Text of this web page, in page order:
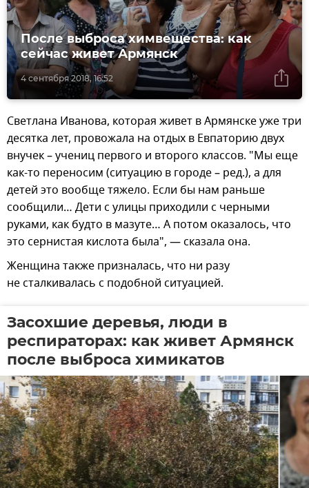
4 сентября 2018, 16:52
После выброса химвещества: как
сейчас живет Армянск
Светлана Иванова, которая живет в Армянске уже три
десятка лет, провожала на отдых в Евпаторию двух
внучек – учениц первого и второго классов. "Мы еще
как-то переносим (ситуацию в городе – ред.), а для
детей это вообще тяжело. Если бы нам раньше
сообщили… Дети с улицы приходили с черными
руками, как будто в мазуте… А потом оказалось, что
это сернистая кислота была", — сказала она.
Женщина также призналась, что ни разу
не сталкивалась с подобной ситуацией.
Засохшие деревья, люди в
респираторах: как живет Армянск
после выброса химикатов